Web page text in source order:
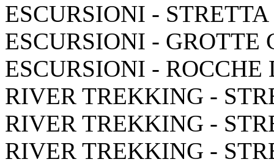
ESCURSIONI -
ESCURSIONI - GROTTE
ESCURSIONI - ROCCHE
RIVER TREKKING -
RIVER TREKKING -
RIVER TREKKING -